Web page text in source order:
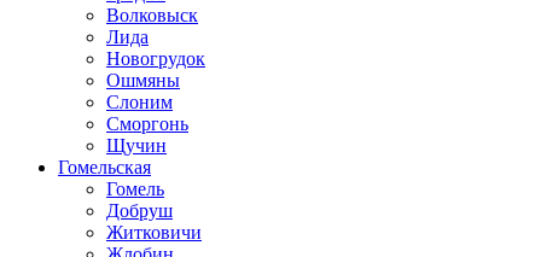
Волковыск
Лида
Новогрудок
Ошмяны
Слоним
Сморгонь
Щучин
Гомельская
Гомель
Добруш
Житковичи